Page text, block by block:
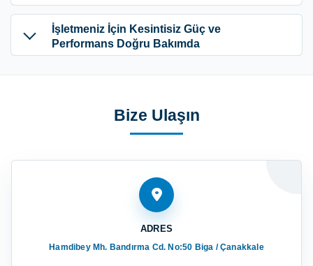
İşletmeniz İçin Kesintisiz Güç ve
Performans Doğru Bakımda
Bize Ulaşın
ADRES
Hamdibey Mh. Bandırma Cd. No:50 Biga / Çanakkale